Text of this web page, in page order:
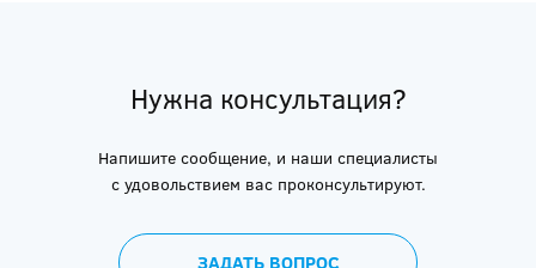
Нужна консультация?
Напишите сообщение, и наши специалисты
с удовольствием вас проконсультируют.
ЗАДАТЬ ВОПРОС